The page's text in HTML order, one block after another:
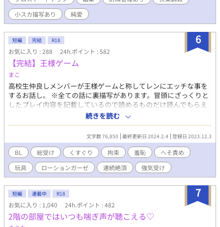
となりました。 早熟→恋人セックス。受けに煽られる攻め。受け
が飲精します。 成熟→調教プレイ。乳首責めや射精我慢、オナホ
慰、飲精、攻めフェラもあります。 完熟（前編）→３年後と１０
年後の話。乳首責め、甘イキ、攻めが受けの中で潮吹き、攻めに
手コキ、飲精など。 完熟（後編）→ほぼエロのみ。１５年後の
話。調教プレイ。乳首責め、射精我慢、甘イキ、脳イキ、キスイ
キ、亀頭責め、ローションガーゼ、オナホ、オナホコキ、潮吹
き、睡姦、連続絶頂、メスイキなど。
小スカ描写あり
純愛
6
短編 完結 R18
お気に入り : 288 24h.ポイント : 582
【完結】王様ゲーム
まこ
高校生仲良しメンバーが王様ゲームと称してレンにエッチな事を
するお話し。 ※全ての話に裏描写があります。冒頭にざっくりと
したプレイ内容を記載しているので読めるものだけ読んでもらえ
れば幸いです。 含まれるプレイ内容 総受/耳責/くすぐり/キス/拘
束/羞恥/フェラ/へそ責/玩具/乳首責/言葉責/挿入有/筆/焦らし/脇
舐/寸止/目隠/猿轡/ローションガーゼ/連続絶頂/前立腺責/イラマ/
バック/3P/視姦/口内指責/声我慢/ドライオーガズム/潮吹/強気受
etc. ※完結にしていますが、書きたくなったら突然番外編を書く
可能性があります。
続きを読む
文字数 76,850 最終更新日 2024.2.4 登録日 2023.12.3
BL 総受け くすぐり 拘束 羞恥
へそ責め
玩具
ローションガーゼ 連続絶頂 強気受け
7
短編 連載中 R18
お気に入り : 1,040 24h.ポイント : 482
2階の部屋ではいつも喘ぎ声が聴こえる♡